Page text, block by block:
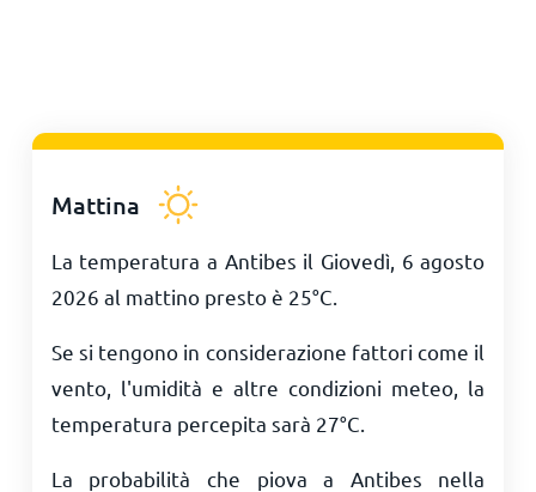
Mattina
La temperatura a Antibes il Giovedì, 6 agosto
2026 al mattino presto è 25°C
Se si tengono in considerazione fattori come il
vento, l'umidità e altre condizioni meteo, la
temperatura percepita sarà 27°C
La probabilità che piova a Antibes nella